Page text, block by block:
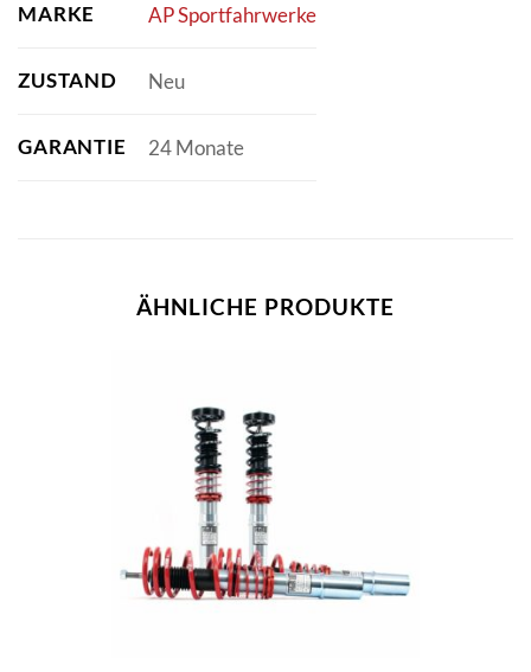
MARKE AP Sportfahrwerke
ZUSTAND Neu
GARANTIE 24 Monate
ÄHNLICHE PRODUKTE